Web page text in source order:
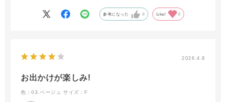
参考になった 0 Like! 0
2026.4.8
お出かけが楽しみ!
色：03.ベージュ サイズ：F